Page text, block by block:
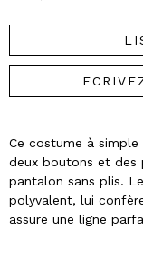
Ce costume à
deux boutons et des
pantalon sans plis.
polyvalent, lui
assure une ligne